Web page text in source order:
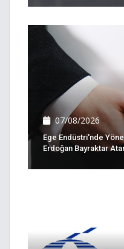
07/08/2026
Ege Endüstri'nde
Erdoğan Bayraktar